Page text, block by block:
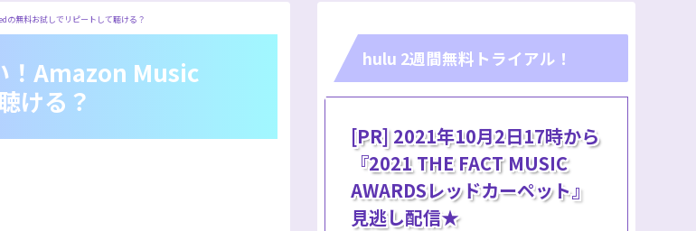
無料お試しでリピートして聴ける？
！Amazon Music
ける？
hulu 2週間無料トライアル！
[PR] 2021年10月2日17時から
『2021 THE FACT MUSIC
AWARDSレッドカーペット』
見逃し配信★